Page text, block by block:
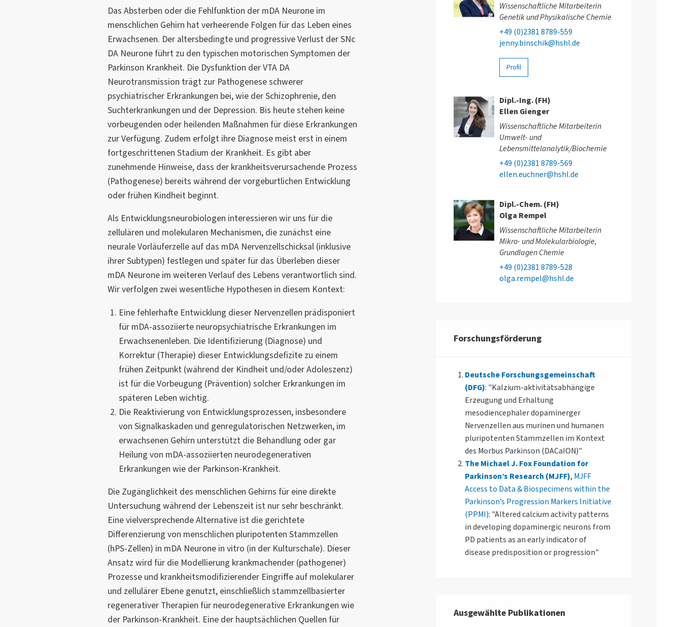
Das Absterben oder die Fehlfunktion der mDA Neurone im
menschlichen Gehirn hat verheerende Folgen für das Leben eines
Erwachsenen. Der altersbedingte und progressive Verlust der SNc
DA Neurone führt zu den typischen motorischen Symptomen der
Parkinson Krankheit. Die Dysfunktion der VTA DA
Neurotransmission trägt zur Pathogenese schwerer
psychiatrischer Erkrankungen bei, wie der Schizophrenie, den
Suchterkrankungen und der Depression. Bis heute stehen keine
vorbeugenden oder heilenden Maßnahmen für diese Erkrankungen
zur Verfügung. Zudem erfolgt ihre Diagnose meist erst in einem
fortgeschrittenen Stadium der Krankheit. Es gibt aber
zunehmende Hinweise, dass der krankheitsverursachende Prozess
(Pathogenese) bereits während der vorgeburtlichen Entwicklung
oder frühen Kindheit beginnt.
Als Entwicklungsneurobiologen interessieren wir uns für die
zellulären und molekularen Mechanismen, die zunächst eine
neurale Vorläuferzelle auf das mDA Nervenzellschicksal (inklusive
ihrer Subtypen) festlegen und später für das Überleben dieser
mDA Neurone im weiteren Verlauf des Lebens verantwortlich sind.
Wir verfolgen zwei wesentliche Hypothesen in diesem Kontext:
Eine fehlerhafte Entwicklung dieser Nervenzellen prädisponiert
für mDA-assoziierte neuropsychiatrische Erkrankungen im
Erwachsenenleben. Die Identifizierung (Diagnose) und
Korrektur (Therapie) dieser Entwicklungsdefizite zu einem
frühen Zeitpunkt (während der Kindheit und/oder Adoleszenz)
ist für die Vorbeugung (Prävention) solcher Erkrankungen im
späteren Leben wichtig.
Die Reaktivierung von Entwicklungsprozessen, insbesondere
von Signalkaskaden und genregulatorischen Netzwerken, im
erwachsenen Gehirn unterstützt die Behandlung oder gar
Heilung von mDA-assoziierten neurodegenerativen
Erkrankungen wie der Parkinson-Krankheit.
Die Zugänglichkeit des menschlichen Gehirns für eine direkte
Untersuchung während der Lebenszeit ist nur sehr beschränkt.
Eine vielversprechende Alternative ist die gerichtete
Differenzierung von menschlichen pluripotenten Stammzellen
(hPS-Zellen) in mDA Neurone in vitro (in der Kulturschale). Dieser
Ansatz wird für die Modellierung krankmachender (pathogener)
Prozesse und krankheitsmodifizierender Eingriffe auf molekularer
und zellulärer Ebene genutzt, einschließlich stammzellbasierter
regenerativer Therapien für neurodegenerative Erkrankungen wie
der Parkinson-Krankheit. Eine der hauptsächlichen Quellen für
Wissenschaftliche Mitarbeiterin
Genetik und Physikalische Chemie
+49 (0)2381 8789-559
jenny.binschik@hshl.de
Profil
Dipl.-Ing. (FH)
Ellen Gienger
Wissenschaftliche Mitarbeiterin
Umwelt- und
Lebensmittelanalytik/Biochemie
+49 (0)2381 8789-569
ellen.euchner@hshl.de
Dipl.-Chem. (FH)
Olga Rempel
Wissenschaftliche Mitarbeiterin
Mikro- und Molekularbiologie,
Grundlagen Chemie
+49 (0)2381 8789-528
olga.rempel@hshl.de
Forschungsförderung
Deutsche Forschungsgemeinschaft
(DFG): "Kalzium-aktivitätsabhängige
Erzeugung und Erhaltung
mesodiencephaler dopaminerger
Nervenzellen aus murinen und humanen
pluripotenten Stammzellen im Kontext
des Morbus Parkinson (DACaION)"
The Michael J. Fox Foundation for
Parkinson’s Research (MJFF), MJFF
Access to Data & Biospecimens within the
Parkinson’s Progression Markers Initiative
(PPMI): "Altered calcium activity patterns
in developing dopaminergic neurons from
PD patients as an early indicator of
disease predisposition or progression"
Ausgewählte Publikationen